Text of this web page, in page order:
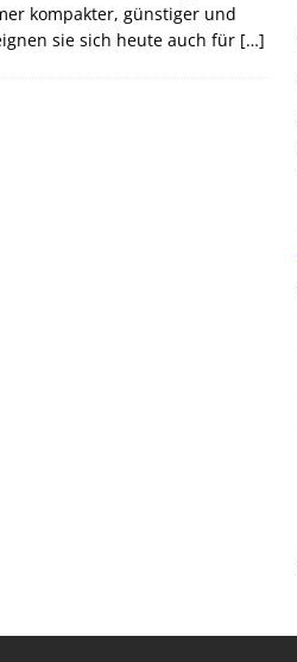
kompakter, günstiger und
sie sich heute auch für […]